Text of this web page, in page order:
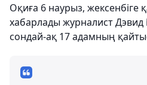
Оқиға 6 наурыз, жексенбіге
хабарлады журналист
сондай-ақ 17 адамның